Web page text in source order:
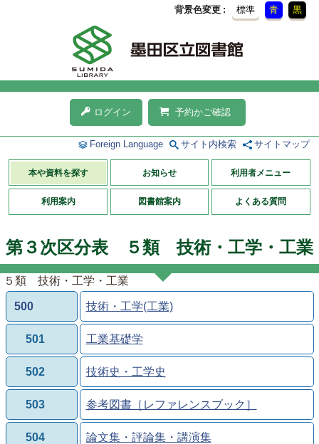
背景色変更 標準 青 黒
ログイン 予約かご確認
Foreign Language サイト内検索 サイトマップ
本や資料を探す お知らせ 利用者メニュー
利用案内 図書館案内 よくある質問
第３次区分表 ５類 技術・工学・工業
５類 技術・工学・工業
500 技術・工学(工業)
501 工業基礎学
502 技術史・工学史
503 参考図書［レファレンスブック］
504 論文集・評論集・講演集